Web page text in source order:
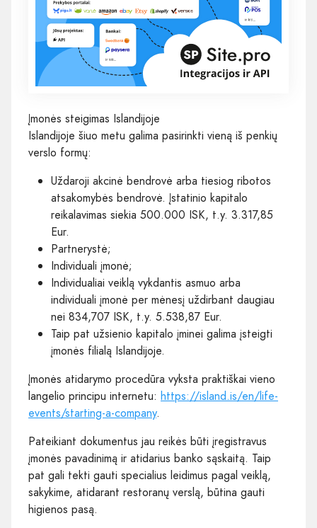
Įmonės steigimas Islandijoje
Islandijoje šiuo metu galima pasirinkti vieną iš penkių
verslo formų:
Uždaroji akcinė bendrovė arba tiesiog ribotos
atsakomybės bendrovė. Įstatinio kapitalo
reikalavimas siekia 500.000 ISK, t.y. 3.317,85
Eur.
Partnerystė;
Individuali įmonė;
Individualiai veiklą vykdantis asmuo arba
individuali įmonė per mėnesį uždirbant daugiau
nei 834,707 ISK, t.y. 5.538,87 Eur.
Taip pat užsienio kapitalo įminei galima įsteigti
įmonės filialą Islandijoje.
Įmonės atidarymo procedūra vyksta praktiškai vieno
langelio principu internetu: https://island.is/en/life-
events/starting-a-company.
Pateikiant dokumentus jau reikės būti įregistravus
įmonės pavadinimą ir atidarius banko sąskaitą. Taip
pat gali tekti gauti specialius leidimus pagal veiklą,
sakykime, atidarant restoranų verslą, būtina gauti
higienos pasą.